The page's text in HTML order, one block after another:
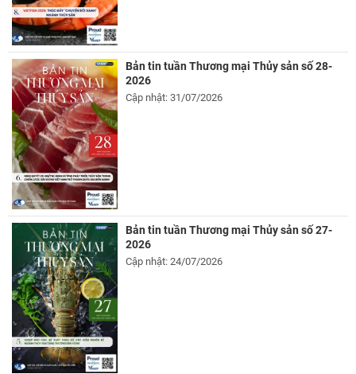
Bản tin tuần Thương mại Thủy sản số 28-
2026
Cập nhật: 31/07/2026
Bản tin tuần Thương mại Thủy sản số 27-
2026
Cập nhật: 24/07/2026